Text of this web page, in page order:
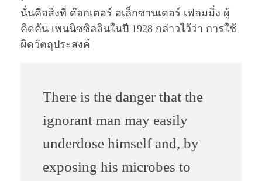
นั่นคือสิ่งที่ ด๊อกเตอร์ อเล็กซานเดอร์ เฟลมมิ่ง ผู้
คิดค้น เพนนิซซิลลินในปี 1928 กล่าวไว้ว่า การใช้
ผิดวัตถุประสงค์
There is the danger that the
ignorant man may easily
underdose himself and, by
exposing his microbes to